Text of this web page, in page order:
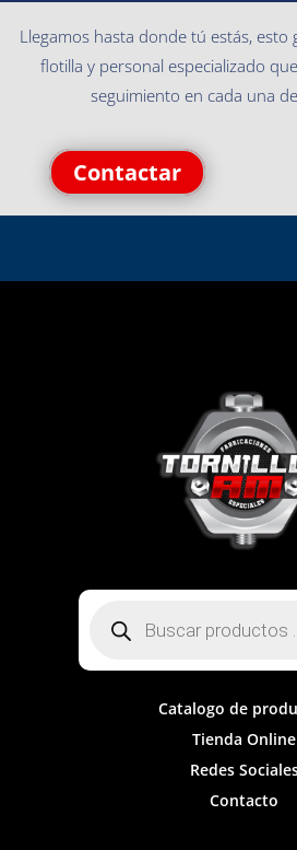
Llegamos hasta donde tú estás, esto
flotilla y personal especializado
seguimiento en cada una
Contactar
productos
Catalogo de
Tienda Online
Redes
Contacto